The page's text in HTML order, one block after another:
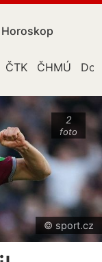
Horoskop
ČTK ČHMÚ
2
foto
© sport.cz